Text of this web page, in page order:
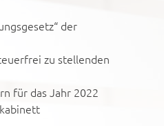
der
zu stellenden
für das Jahr 2022